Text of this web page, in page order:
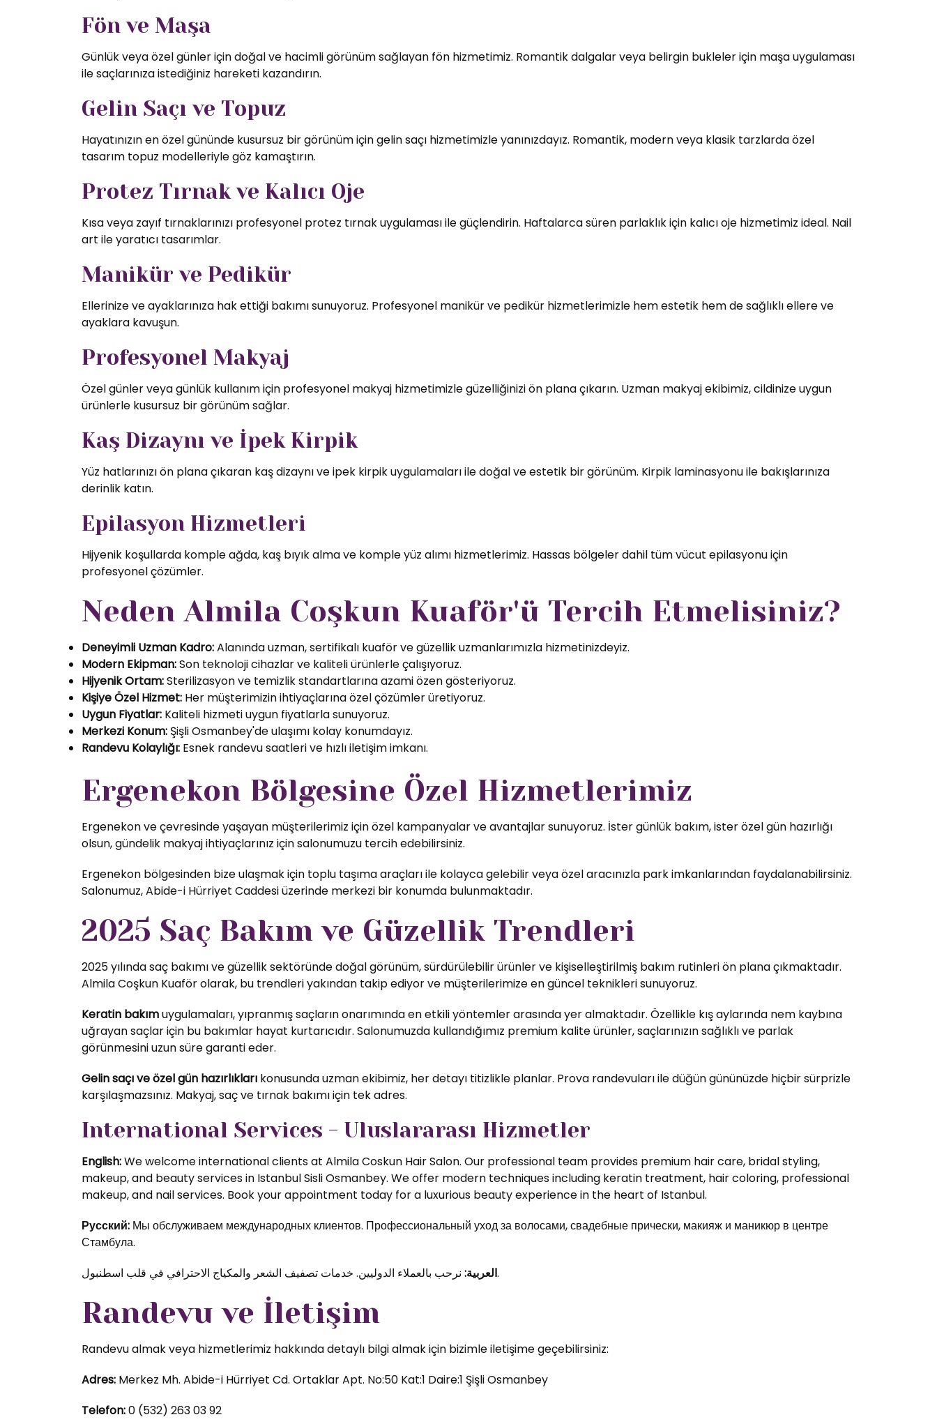
Fön ve Maşa
Günlük veya özel günler için doğal ve hacimli görünüm sağlayan fön hizmetimiz. Romantik dalgalar veya belirgin bukleler için maşa uygulaması
ile saçlarınıza istediğiniz hareketi kazandırın.
Gelin Saçı ve Topuz
Hayatınızın en özel gününde kusursuz bir görünüm için gelin saçı hizmetimizle yanınızdayız. Romantik, modern veya klasik tarzlarda özel
tasarım topuz modelleriyle göz kamaştırın.
Protez Tırnak ve Kalıcı Oje
Kısa veya zayıf tırnaklarınızı profesyonel protez tırnak uygulaması ile güçlendirin. Haftalarca süren parlaklık için kalıcı oje hizmetimiz ideal. Nail
art ile yaratıcı tasarımlar.
Manikür ve Pedikür
Ellerinize ve ayaklarınıza hak ettiği bakımı sunuyoruz. Profesyonel manikür ve pedikür hizmetlerimizle hem estetik hem de sağlıklı ellere ve
ayaklara kavuşun.
Profesyonel Makyaj
Özel günler veya günlük kullanım için profesyonel makyaj hizmetimizle güzelliğinizi ön plana çıkarın. Uzman makyaj ekibimiz, cildinize uygun
ürünlerle kusursuz bir görünüm sağlar.
Kaş Dizaynı ve İpek Kirpik
Yüz hatlarınızı ön plana çıkaran kaş dizaynı ve ipek kirpik uygulamaları ile doğal ve estetik bir görünüm. Kirpik laminasyonu ile bakışlarınıza
derinlik katın.
Epilasyon Hizmetleri
Hijyenik koşullarda komple ağda, kaş bıyık alma ve komple yüz alımı hizmetlerimiz. Hassas bölgeler dahil tüm vücut epilasyonu için
profesyonel çözümler.
Neden Almila Coşkun Kuaför'ü Tercih Etmelisiniz?
Deneyimli Uzman Kadro:Alanında uzman, sertifikalı kuaför ve güzellik uzmanlarımızla hizmetinizdeyiz.
Modern Ekipman:Son teknoloji cihazlar ve kaliteli ürünlerle çalışıyoruz.
Hijyenik Ortam:Sterilizasyon ve temizlik standartlarına azami özen gösteriyoruz.
Kişiye Özel Hizmet: Her müşterimizin ihtiyaçlarına özel çözümler üretiyoruz.
Uygun Fiyatlar: Kaliteli hizmeti uygun fiyatlarla sunuyoruz.
Merkezi Konum: Şişli Osmanbey'de ulaşımı kolay konumdayız.
Randevu Kolaylığı: Esnek randevu saatleri ve hızlı iletişim imkanı.
Ergenekon Bölgesine Özel Hizmetlerimiz
Ergenekon ve çevresinde yaşayan müşterilerimiz için özel kampanyalar ve avantajlar sunuyoruz. İster günlük bakım, ister özel gün hazırlığı
olsun, gündelik makyaj ihtiyaçlarınız için salonumuzu tercih edebilirsiniz.
Ergenekon bölgesinden bize ulaşmak için toplu taşıma araçları ile kolayca gelebilir veya özel aracınızla park imkanlarından faydalanabilirsiniz.
Salonumuz, Abide-i Hürriyet Caddesi üzerinde merkezi bir konumda bulunmaktadır.
2025 Saç Bakım ve Güzellik Trendleri
2025 yılında saç bakımı ve güzellik sektöründe doğal görünüm, sürdürülebilir ürünler ve kişiselleştirilmiş bakım rutinleri ön plana çıkmaktadır.
Almila Coşkun Kuaför olarak, bu trendleri yakından takip ediyor ve müşterilerimize en güncel teknikleri sunuyoruz.
Keratin bakımuygulamaları, yıpranmış saçların onarımında en etkili yöntemler arasında yer almaktadır. Özellikle kış aylarında nem kaybına
uğrayan saçlar için bu bakımlar hayat kurtarıcıdır. Salonumuzda kullandığımız premium kalite ürünler, saçlarınızın sağlıklı ve parlak
görünmesini uzun süre garanti eder.
Gelin saçı ve özel gün hazırlıkları konusunda uzman ekibimiz, her detayı titizlikle planlar. Prova randevuları ile düğün gününüzde hiçbir sürprizle
karşılaşmazsınız. Makyaj, saç ve tırnak bakımı için tek adres.
International Services - Uluslararası Hizmetler
English:We welcome international clients at Almila Coskun Hair Salon. Our professional team provides premium hair care, bridal styling,
makeup, and beauty services in Istanbul Sisli Osmanbey. We offer modern techniques including keratin treatment, hair coloring, professional
makeup, and nail services. Book your appointment today for a luxurious beauty experience in the heart of Istanbul.
Русский: Мы обслуживаем международных клиентов. Профессиональный уход за волосами, свадебные прически, макияж и маникюр в центре
Стамбула.
العربية:نرحب بالعملاء الدوليين. خدمات تصفيف الشعر والمكياج الاحترافي في قلب اسطنبول.
Randevu ve İletişim
Randevu almak veya hizmetlerimiz hakkında detaylı bilgi almak için bizimle iletişime geçebilirsiniz:
Adres: Merkez Mh. Abide-i Hürriyet Cd. Ortaklar Apt. No:50 Kat:1 Daire:1 Şişli Osmanbey
Telefon:0 (532) 263 03 92